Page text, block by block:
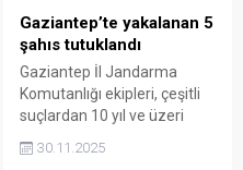
Gaziantep’te yakalanan 5
şahıs tutuklandı
Gaziantep İl Jandarma
Komutanlığı ekipleri, çeşitli
suçlardan 10 yıl ve üzeri
kesinleşmiş hapis
cezalarıyla aranan 5 şahıs
30.11.2025